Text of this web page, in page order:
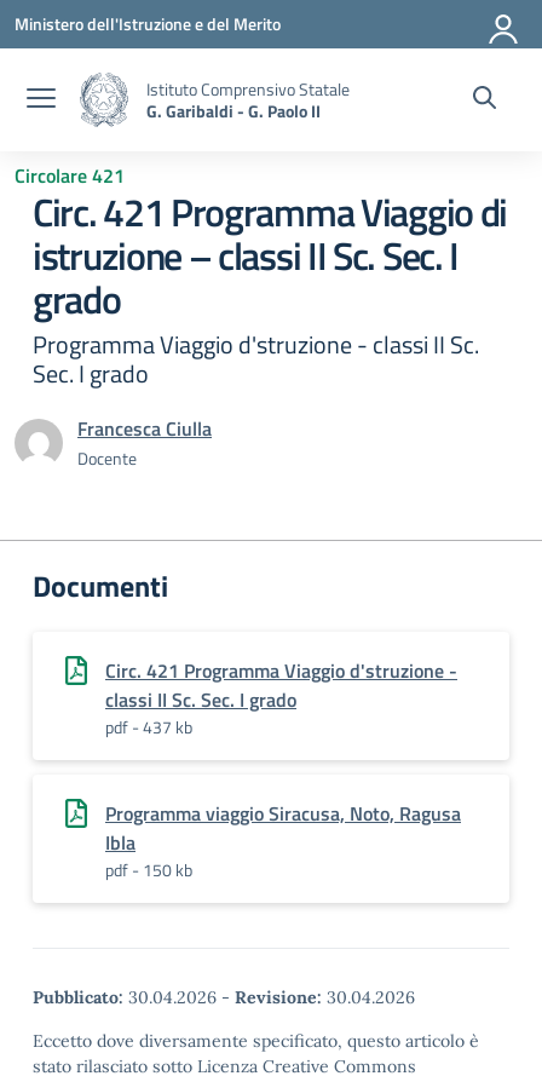
Vai ai contenuti
Vai al menu di navigazione
Vai al footer
Ministero dell'Istruzione e del Merito
Istituto Comprensivo Statale
G. Garibaldi - G. Paolo II
Circolare 421
Circ. 421 Programma Viaggio di
istruzione – classi II Sc. Sec. I
grado
Programma Viaggio d'struzione - classi II Sc.
Sec. I grado
Francesca Ciulla
Docente
Documenti
Circ. 421 Programma Viaggio d'struzione -
classi II Sc. Sec. I grado
pdf - 437 kb
Programma viaggio Siracusa, Noto, Ragusa
Ibla
pdf - 150 kb
Pubblicato: 30.04.2026 - Revisione: 30.04.2026
Eccetto dove diversamente specificato, questo articolo è
stato rilasciato sotto Licenza Creative Commons